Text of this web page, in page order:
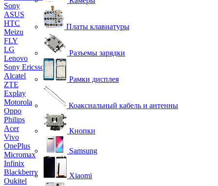
Sony
ASUS
HTC
Meizu
FLY
LG
Lenovo
Sony Ericsson
Alcatel
ZTE
Explay
Motorola
Oppo
Philips
Acer
Vivo
OnePlus
Micromax
Infinix
Blackberry
Oukitel
Платы клавиатуры
Разъемы зарядки
Рамки дисплея
Коаксиальный кабель и антенны
Кнопки
Samsung
Xiaomi